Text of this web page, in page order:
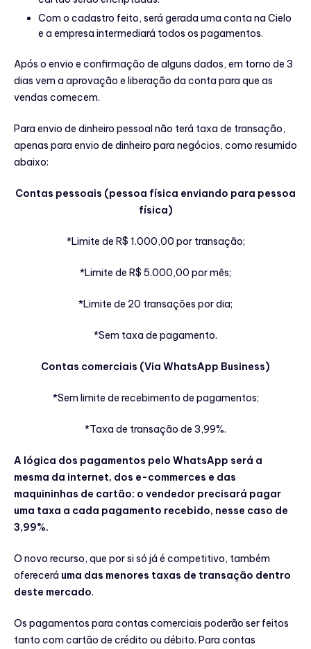
Com o cadastro feito, será gerada uma conta na Cielo
e a empresa intermediará todos os pagamentos.
Após o envio e confirmação de alguns dados, em torno de 3
dias vem a aprovação e liberação da conta para que as
vendas comecem.
Para envio de dinheiro pessoal não terá taxa de transação,
apenas para envio de dinheiro para negócios, como resumido
abaixo:
Contas pessoais (pessoa física enviando para pessoa
física)
*Limite de R$ 1.000,00 por transação;
*Limite de R$ 5.000,00 por mês;
*Limite de 20 transações por dia;
*Sem taxa de pagamento.
Contas comerciais (Via WhatsApp Business)
*Sem limite de recebimento de pagamentos;
*Taxa de transação de 3,99%.
A lógica dos pagamentos pelo WhatsApp será a
mesma da internet, dos e-commerces e das
maquininhas de cartão: o vendedor precisará pagar
uma taxa a cada pagamento recebido, nesse caso de
3,99%.
O novo recurso, que por si só já é competitivo, também
oferecerá uma das menores taxas de transação dentro
deste mercado.
Os pagamentos para contas comerciais poderão ser feitos
tanto com cartão de crédito ou débito. Para contas